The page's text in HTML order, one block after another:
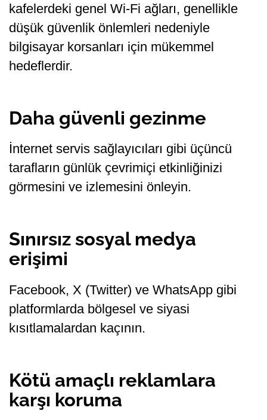
kafelerdeki genel Wi-Fi ağları, genellikle
düşük güvenlik önlemleri nedeniyle
bilgisayar korsanları için mükemmel
hedeflerdir.
Daha güvenli gezinme
İnternet servis sağlayıcıları gibi üçüncü
tarafların günlük çevrimiçi etkinliğinizi
görmesini ve izlemesini önleyin.
Sınırsız sosyal medya
erişimi
Facebook, X (Twitter) ve WhatsApp gibi
platformlarda bölgesel ve siyasi
kısıtlamalardan kaçının.
Kötü amaçlı reklamlara
karşı koruma